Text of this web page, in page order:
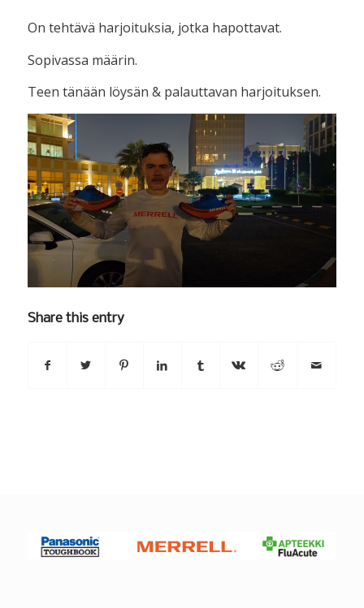
On tehtävä harjoituksia, jotka hapottavat.
Sopivassa määrin.
Teen tänään löysän & palauttavan harjoituksen.
Share this entry